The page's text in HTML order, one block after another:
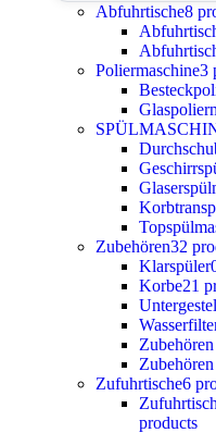
Abfuhrtische8
Poliermaschine3
Zubehören32
Klarspüler
Korbe21
Zufuhrtische6
products